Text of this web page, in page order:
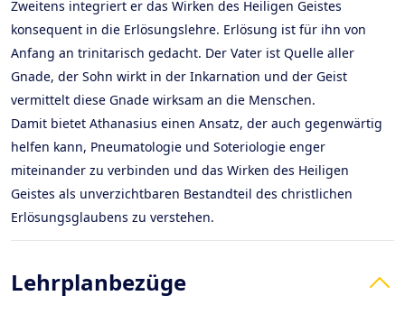
Zweitens integriert er das Wirken des Heiligen Geistes
konsequent in die Erlösungslehre. Erlösung ist für ihn von
Anfang an trinitarisch gedacht. Der Vater ist Quelle aller
Gnade, der Sohn wirkt in der Inkarnation und der Geist
vermittelt diese Gnade wirksam an die Menschen.
Damit bietet Athanasius einen Ansatz, der auch gegenwärtig
helfen kann, Pneumatologie und Soteriologie enger
miteinander zu verbinden und das Wirken des Heiligen
Geistes als unverzichtbaren Bestandteil des christlichen
Erlösungsglaubens zu verstehen.
Lehrplanbezüge